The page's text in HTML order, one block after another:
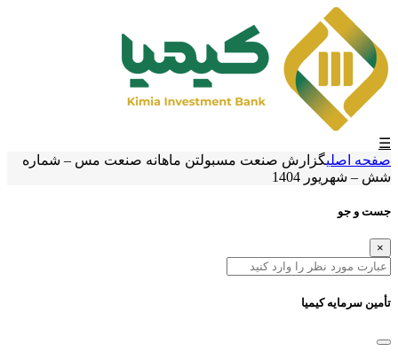
☰
صفحه اصلیگزارش صنعت مسبولتن ماهانه صنعت مس – شماره
شش – شهریور 1404
جست و جو
×
تأمین سرمایه کیمیا